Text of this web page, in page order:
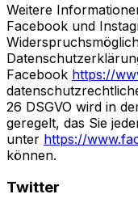
Weitere
Facebook und
Facebook https://
26 DSGVO wird in
geregelt, das Sie
unter https://
können.
Twitter